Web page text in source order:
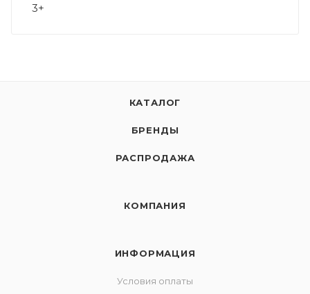
3+
КАТАЛОГ
БРЕНДЫ
РАСПРОДАЖА
КОМПАНИЯ
ИНФОРМАЦИЯ
Условия оплаты